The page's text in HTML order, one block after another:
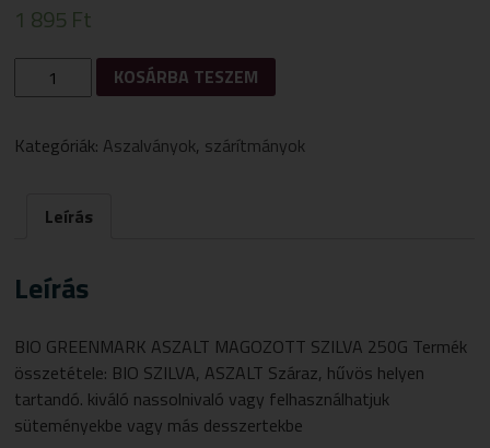
1 895 Ft
SZILVA
KOSÁRBA TESZEM
Kategóriák: Aszalványok, szárítmányok
Leírás
Leírás
BIO GREENMARK ASZALT MAGOZOTT SZILVA 250G Termék
összetétele: BIO SZILVA, ASZALT Száraz, hűvös helyen
tartandó. kiváló nassolnivaló vagy felhasználhatjuk
süteményekbe vagy más desszertekbe